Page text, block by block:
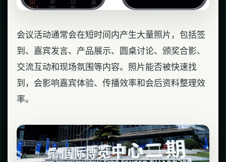
会议活动通常会在短时间内产生大量照片，包括签
到、嘉宾发言、产品展示、圆桌讨论、颁奖合影、
交流互动和现场氛围等内容。照片能否被快速找
到，会影响嘉宾体验、传播效率和会后资料整理效
率。